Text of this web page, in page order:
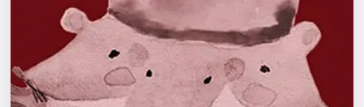
Квесты
Экскурсии
Спорт